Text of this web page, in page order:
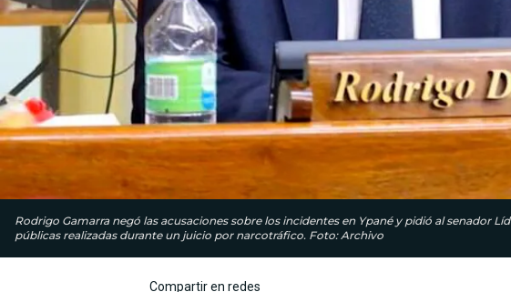
Rodrigo Gamarra negó las acusaciones sobre los incidentes en Ypané y pidió al senador
públicas realizadas durante un juicio por narcotráfico. Foto: Archivo
Compartir en redes